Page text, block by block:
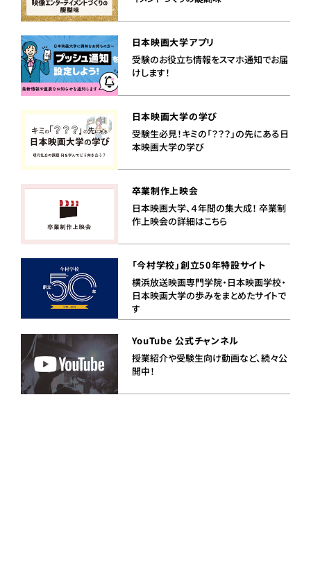
日本映画大学アプリ
受験のお役立ち情報をスマホ通知でお届
けします！
日本映画大学の学び
受験生必見！キミの「？？？」の先にある日
本映画大学の学び
卒業制作上映会
日本映画大学、４年間の集大成！ 卒業制
作上映会の詳細はこちら
「今村学校」創立50年特設サイト
横浜放送映画専門学院・日本映画学校・
日本映画大学の歩みをまとめたサイトで
す
YouTube 公式チャンネル
授業紹介や受験生向け動画など、続々公
開中！